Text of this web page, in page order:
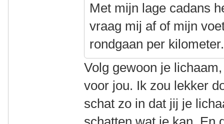
Met mijn lage cadans
vraag mij af of mijn
rondgaan per kilometer.
Volg gewoon je
voor jou. Ik zou lekker
schat zo in dat jij je